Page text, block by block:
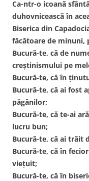
Ca-ntr-o icoană
duhovnicească în
Biserica din
făcătoare de minuni,
Bucură-te, că de
creștinismului pe
Bucură-te, că în
Bucură-te, că ai fost
păgânilor;
Bucură-te, că te-ai
lucru bun;
Bucură-te, că ai trăit
Bucură-te, că în
viețuit;
Bucură-te, că în